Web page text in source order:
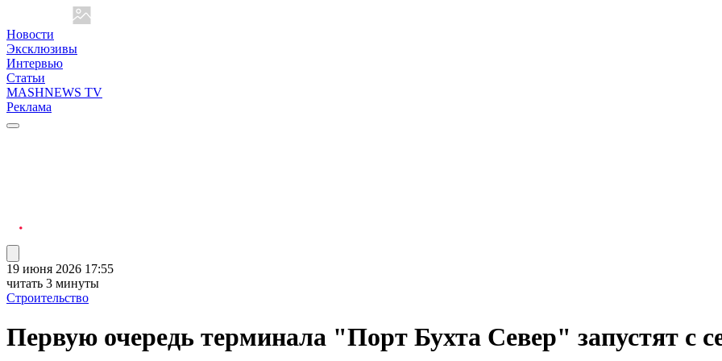
Новости
Эксклюзивы
Интервью
Статьи
MASHNEWS TV
Реклама
19 июня 2026 17:55
читать 3 минуты
Строительство
Первую очередь терминала "Порт Бухта Север" запустят с